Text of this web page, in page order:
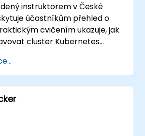
instruktorem v České
účastníkům přehled o
cvičením ukazuje, jak
cluster Kubernetes